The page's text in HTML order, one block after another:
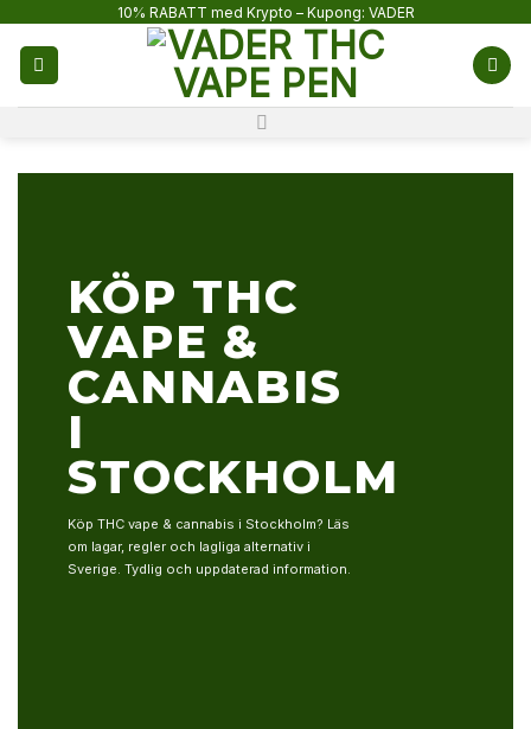
content
10% RABATT med Krypto – Kupong: VADER
KÖP THC
VAPE &
CANNABIS
I
STOCKHOLM
Köp THC vape & cannabis i Stockholm? Läs
om lagar, regler och lagliga alternativ i
Sverige. Tydlig och uppdaterad information.